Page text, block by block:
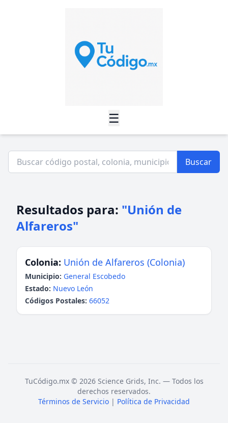
☰
Buscar
Resultados para: "Unión de
Alfareros"
Colonia: Unión de Alfareros (Colonia)
Municipio: General Escobedo
Estado: Nuevo León
Códigos Postales: 66052
TuCódigo.mx © 2026 Science Grids, Inc. — Todos los
derechos reservados.
Términos de Servicio | Política de Privacidad